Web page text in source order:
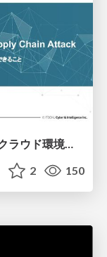
Software Supply Chain Attackからクラウド環境を守るためにできること
2 150